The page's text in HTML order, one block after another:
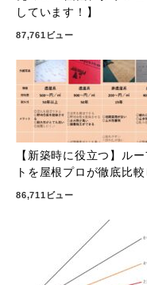
しています！】
87,761ビュー
【新築時に役立つ】ル
トを屋根プロが徹底比較
86,711ビュー